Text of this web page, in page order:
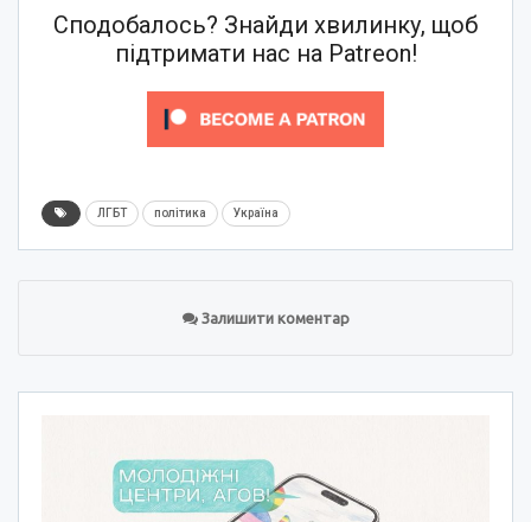
Сподобалось? Знайди хвилинку, щоб
підтримати нас на Patreon!
ЛГБТ політика Україна
Залишити коментар